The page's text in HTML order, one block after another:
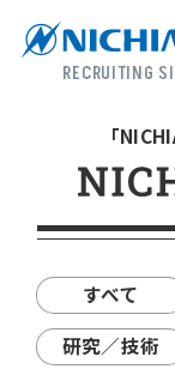
RECRUITING
「
すべて
研究／技術